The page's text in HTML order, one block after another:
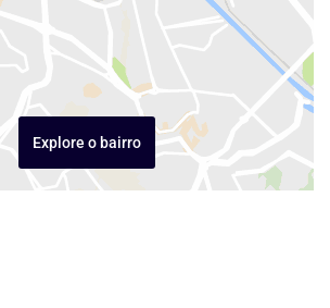
Explore o bairro